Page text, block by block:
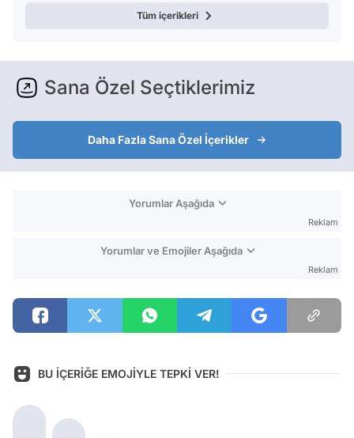
Tüm içerikleri
Sana Özel Seçtiklerimiz
Daha Fazla Sana Özel İçerikler
Yorumlar Aşağıda
Reklam
Yorumlar ve Emojiler Aşağıda
Reklam
BU İÇERİĞE EMOJİYLE TEPKİ VER!